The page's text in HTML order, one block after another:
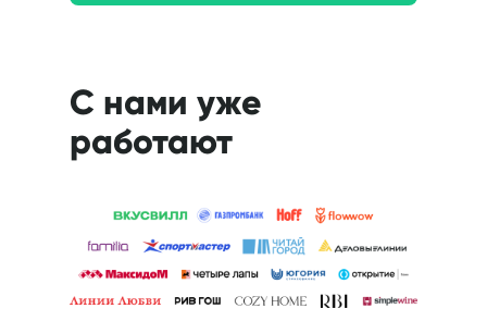
С нами уже
работают
Я даюсогласиена обработку персональных